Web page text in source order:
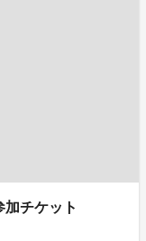
加チケット